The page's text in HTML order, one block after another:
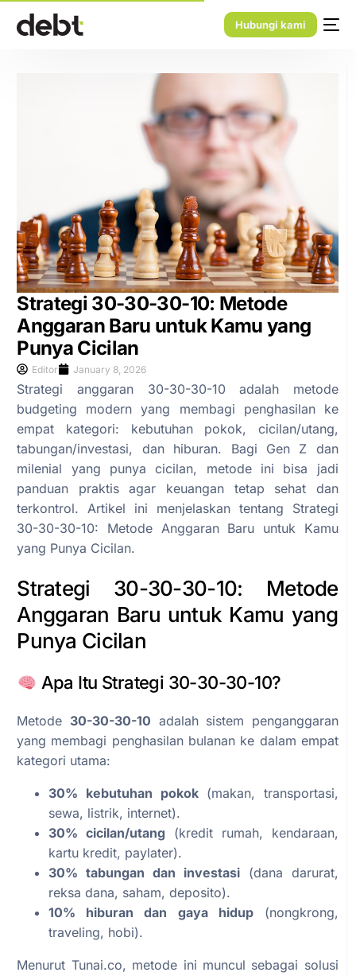
Hubungi kami
Strategi 30-30-30-10: Metode
Anggaran Baru untuk Kamu yang
Punya Cicilan
Editor January 8, 2026
Strategi anggaran 30-30-30-10 adalah metode
budgeting modern yang membagi penghasilan ke
empat kategori: kebutuhan pokok, cicilan/utang,
tabungan/investasi, dan hiburan. Bagi Gen Z dan
milenial yang punya cicilan, metode ini bisa jadi
panduan praktis agar keuangan tetap sehat dan
terkontrol. Artikel ini menjelaskan tentang Strategi
30-30-30-10: Metode Anggaran Baru untuk Kamu
yang Punya Cicilan.
Strategi 30-30-30-10: Metode
Anggaran Baru untuk Kamu yang
Punya Cicilan
Apa Itu Strategi 30-30-30-10?
Metode 30-30-30-10 adalah sistem penganggaran
yang membagi penghasilan bulanan ke dalam empat
kategori utama:
30% kebutuhan pokok(makan, transportasi,
sewa, listrik, internet).
30% cicilan/utang (kredit rumah, kendaraan,
kartu kredit, paylater).
30% tabungan dan investasi(dana darurat,
reksa dana, saham, deposito).
10% hiburan dan gaya hidup(nongkrong,
traveling, hobi).
Menurut Tunai.co, metode ini muncul sebagai solusi